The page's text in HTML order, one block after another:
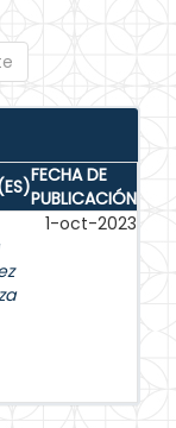
FECHA DE
PUBLICACIÓN
1-oct-2023